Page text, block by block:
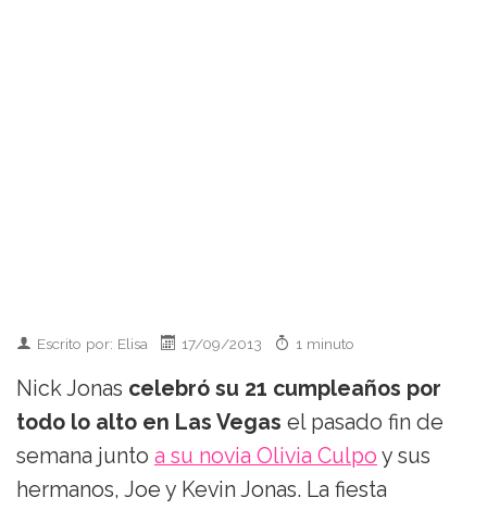
Escrito por: Elisa 17/09/2013 1 minuto
Nick Jonas celebró su 21 cumpleaños por
todo lo alto en Las Vegas el pasado fin de
semana junto a su novia Olivia Culpo y sus
hermanos, Joe y Kevin Jonas. La fiesta